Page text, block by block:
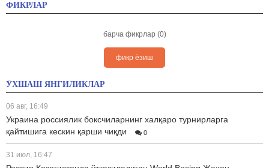
ФИКРЛАР
барча фикрлар (0)
фикр ёзиш
ЎХШАШ ЯНГИЛИКЛАР
06 авг, 16:49
Украина россиялик боксчиларнинг халқаро турнирларга
қайтишига кескин қарши чиқди
0
31 июл, 16:47